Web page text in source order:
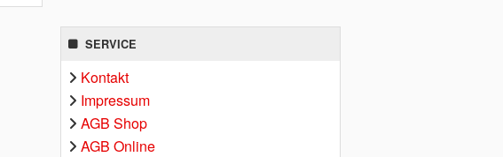
SERVICE
Kontakt
Impressum
AGB Shop
AGB Online